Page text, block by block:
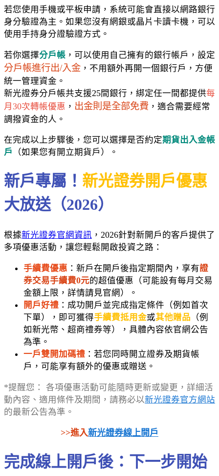
若您使用手機或平板申請，系統可能會直接以網路銀行
身分驗證為主。如果您沒有網銀或晶片卡讀卡機，可以
使用手持身分證驗證方式。
若你選擇分戶帳 ，可以使用自己擁有的銀行帳戶，設定
分戶帳進行出/入金 ，不用額外再開一個銀行戶，方便
統一管理資金。
新光證券分戶帳共支援25間銀行，綁定任一間都提供每
月30次轉帳優惠 ， 出金則是全部免費 ，適合需要經常
調撥資金的人。
在完成以上步驟後，您可以選擇是否約定期貨出入金帳
戶 （如果您有開立期貨戶）。
新戶專屬！ 新光證券開戶優惠
大放送（2026）
根據新光證券官網資訊 ，2026針對新開戶的客戶提供了
多項優惠活動，讓您輕鬆開啟投資之路：
手續費優惠 ：新戶在開戶後指定期間內，享有證
券交易手續費0元的超值優惠（可能設有每月交易
金額上限，詳情請見官網）。
開戶好禮 ：成功開戶並完成指定條件（例如首次
下單），即可獲得手續費抵用金或其他贈品 （例
如新光幣、超商禮券等），具體內容依官網公告
為準。
一戶雙開加碼禮 ：若您同時開立證券及期貨帳
戶，可能享有額外的優惠或贈送。
*提醒您： 各項優惠活動可能隨時更新或變更，詳細活
動內容、適用條件及期間，請務必以新光證券官方網站
的最新公告為準。
>>進入新光證券線上開戶
完成線上開戶後：下一步開始